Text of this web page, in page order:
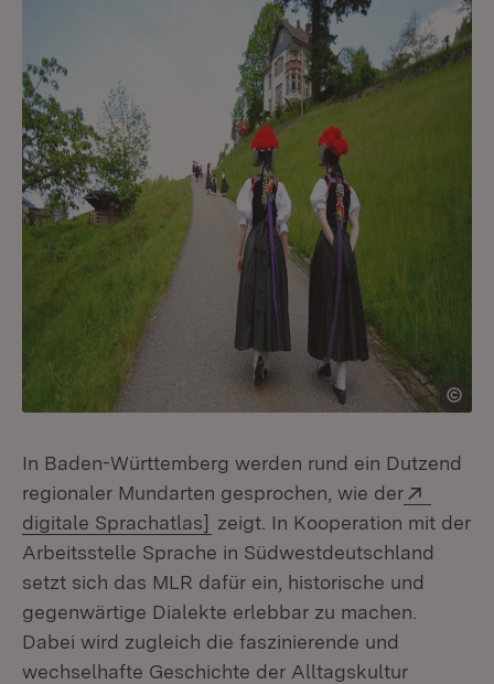
In Baden-Württemberg werden rund ein Dutzend
regionaler Mundarten gesprochen, wie der
digitale Sprachatlas] (Öffnet in neuem Fenster)
zeigt. In Kooperation mit der
Arbeitsstelle Sprache in Südwestdeutschland
setzt sich das MLR dafür ein, historische und
gegenwärtige Dialekte erlebbar zu machen.
Dabei wird zugleich die faszinierende und
wechselhafte Geschichte der Alltagskultur